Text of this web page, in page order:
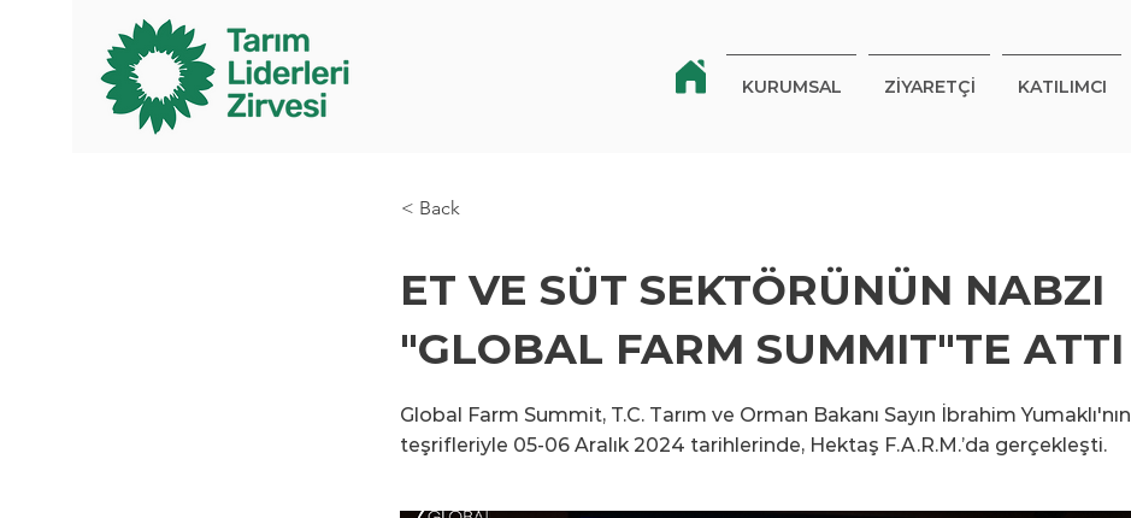
KURUMSAL ZİYARETÇİ KATILIMCI
< Back
ET VE SÜT SEKTÖRÜNÜN NABZI
"GLOBAL FARM SUMMIT"TE ATTI
Global Farm Summit, T.C. Tarım ve Orman Bakanı Sayın İbrahim Yumaklı'nın
teşrifleriyle 05-06 Aralık 2024 tarihlerinde, Hektaş F.A.R.M.’da gerçekleşti.